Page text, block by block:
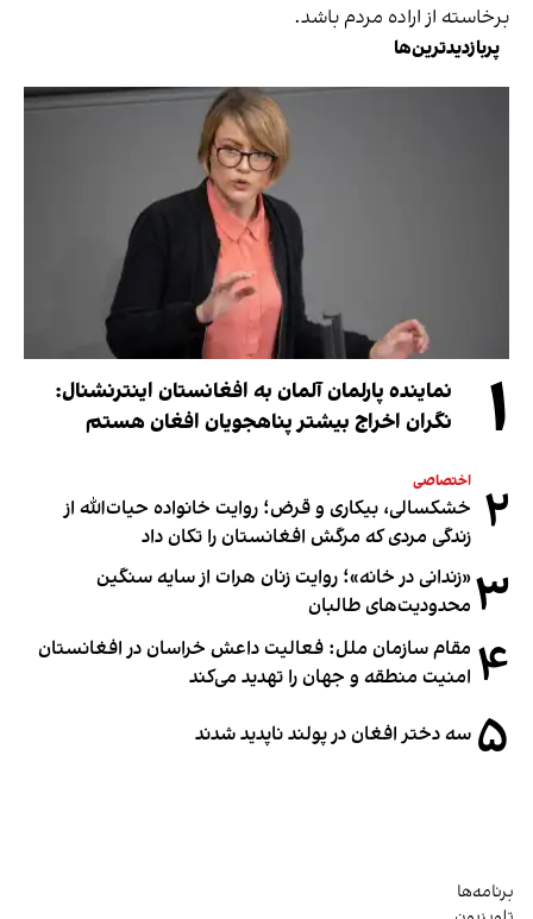
برخاسته از اراده مردم باشد.
پربازدیدترین‌ها
۱
نماینده پارلمان آلمان به افغانستان اینترنشنال:
نگران اخراج بیشتر پناهجویان افغان هستم
۲ اختصاصی
خشکسالی، بیکاری و قرض؛ روایت خانواده حیات‌الله از
زندگی مردی که مرگش افغانستان را تکان داد
۳«زندانی در خانه»؛ روایت زنان هرات از سایه سنگین
محدودیت‌های طالبان
۴ مقام سازمان ملل: فعالیت داعش خراسان در افغانستان
امنیت منطقه و جهان را تهدید می‌کند
۵ سه دختر افغان در پولند ناپدید شدند
برنامه‌ها